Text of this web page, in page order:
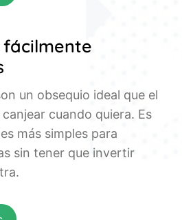
fácilmente
un obsequio ideal que el
cuando quiera. Es
más simples para
sin tener que invertir